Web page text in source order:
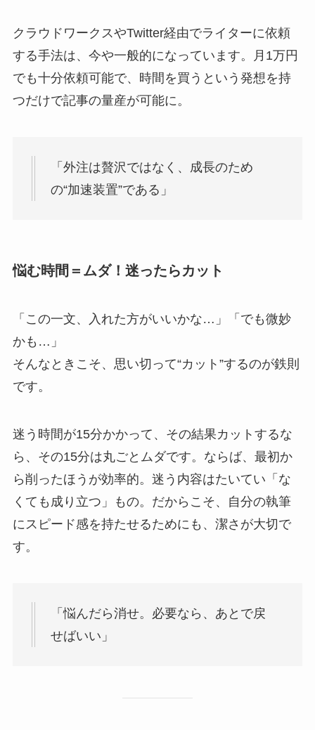
クラウドワークスやTwitter経由でライターに依頼
する手法は、今や一般的になっています。月1万円
でも十分依頼可能で、時間を買うという発想を持
つだけで記事の量産が可能に。
「外注は贅沢ではなく、成長のため
の“加速装置”である」
悩む時間＝ムダ！迷ったらカット
「この一文、入れた方がいいかな…」「でも微妙
かも…」
そんなときこそ、思い切って“カット”するのが鉄則
です。
迷う時間が15分かかって、その結果カットするな
ら、その15分は丸ごとムダです。ならば、最初か
ら削ったほうが効率的。迷う内容はたいてい「な
くても成り立つ」もの。だからこそ、自分の執筆
にスピード感を持たせるためにも、潔さが大切で
す。
「悩んだら消せ。必要なら、あとで戻
せばいい」